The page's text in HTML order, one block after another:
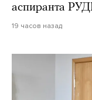
аспиранта
19 часов назад